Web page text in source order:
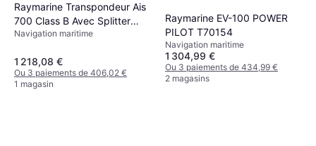
Raymarine Transpondeur Ais
700 Class B Avec Splitter
D'antenne
Navigation maritime
1 218,08 €
Ou 3 paiements de 406,02 €
1 magasin
Raymarine EV-100 POWER
PILOT T70154
Navigation maritime
1 304,99 €
Ou 3 paiements de 434,99 €
2 magasins